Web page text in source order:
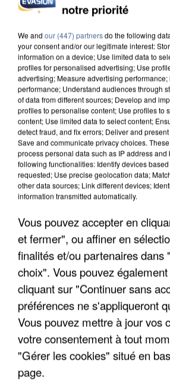
INCENDIES : L’ÎLE-DE-FRANCE
DE SOLIDARITÉ AVEC LES...
APRÈS TOUTES CES
DE FAUNE SAUVAGE SONT...
notre priorité
We and our (447) partnersdo the following
your consent and/or our legitimate interest:
information on a device; Use limited data to
profiles for personalised advertising; Use
advertising; Measure advertising
performance; Understand audiences through
of data from different sources; Develop and
profiles to personalise content; Use profiles to
content; Use limited data to select content;
detect fraud, and fix errors; Deliver and
Save and communicate privacy choices.
process personal data such as IP address and
following functionalities: Identify devices
requested; Use precise geolocation data;
other data sources; Link different devices;
information transmitted automatically.
Vous pouvez accepter en
et fermer", ou affiner en
finalités et/ou partenaires dans
choix". Vous pouvez
cliquant sur "Continuer sans
préférences ne s'appliqueront
Vous pouvez mettre à jour vos
votre consentement à tout
"Gérer les cookies" situé en
page.